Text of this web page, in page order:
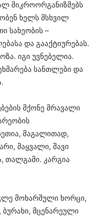
მიკროორგანიზმებს
ხელს მსხვილ
სახეობის –
და გააქტიურებას.
იგი უვნებელია.
სანთლები და
მქონე მრავალი
მაგალითად,
მაყვალი, შავი
თალგამი. კარგია
მოხარშული ხორცი,
მცენარეული